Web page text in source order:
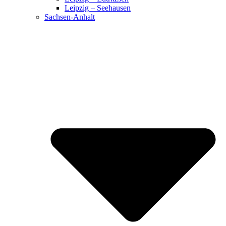
Leipzig – Seehausen
Sachsen-Anhalt